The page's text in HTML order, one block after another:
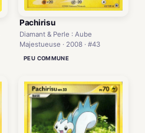
Pachirisu
Diamant & Perle : Aube
Majestueuse · 2008 · #43
PEU COMMUNE